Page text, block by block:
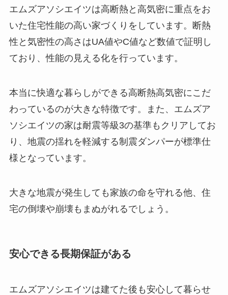
エムズアソシエイツは高断熱と高気密に重点をお
いた住宅性能の高い家づくりをしています。断熱
性と気密性の高さはUA値やC値など数値で証明し
ており、性能の見える化を行っています。
本当に快適な暮らしができる高断熱高気密にこだ
わっているのが大きな特徴です。また、エムズア
ソシエイツの家は耐震等級3の基準もクリアしてお
り、地震の揺れを軽減する制震ダンパーが標準仕
様となっています。
大きな地震が発生しても家族の命を守れる他、住
宅の倒壊や崩壊もまぬがれるでしょう。
安心できる長期保証がある
エムズアソシエイツは建てた後も安心して暮らせ